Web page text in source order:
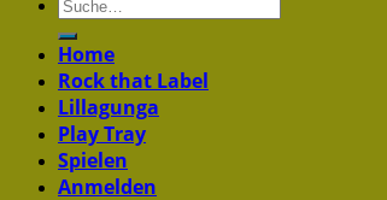
Home
Rock that Label
Lillagunga
Play Tray
Spielen
Anmelden